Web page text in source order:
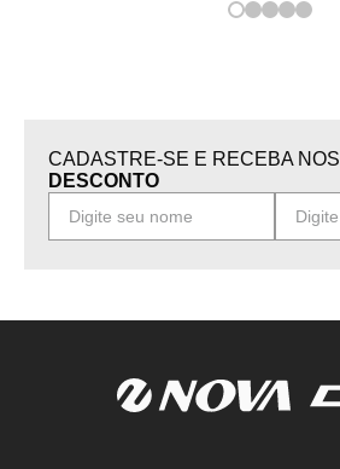
CADASTRE-SE E RECEBA
DESCONTO